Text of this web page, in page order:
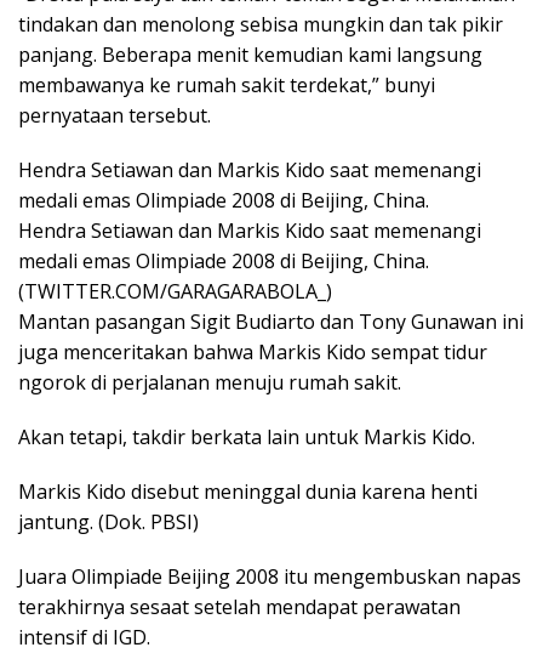
tindakan dan menolong sebisa mungkin dan tak pikir
panjang. Beberapa menit kemudian kami langsung
membawanya ke rumah sakit terdekat,” bunyi
pernyataan tersebut.
Hendra Setiawan dan Markis Kido saat memenangi
medali emas Olimpiade 2008 di Beijing, China.
Hendra Setiawan dan Markis Kido saat memenangi
medali emas Olimpiade 2008 di Beijing, China.
(TWITTER.COM/GARAGARABOLA_)
Mantan pasangan Sigit Budiarto dan Tony Gunawan ini
juga menceritakan bahwa Markis Kido sempat tidur
ngorok di perjalanan menuju rumah sakit.
Akan tetapi, takdir berkata lain untuk Markis Kido.
Markis Kido disebut meninggal dunia karena henti
jantung. (Dok. PBSI)
Juara Olimpiade Beijing 2008 itu mengembuskan napas
terakhirnya sesaat setelah mendapat perawatan
intensif di IGD.